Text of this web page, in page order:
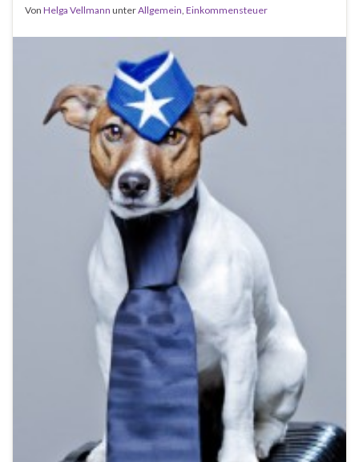
Von Helga Vellmann unterAllgemein Einkommensteuer